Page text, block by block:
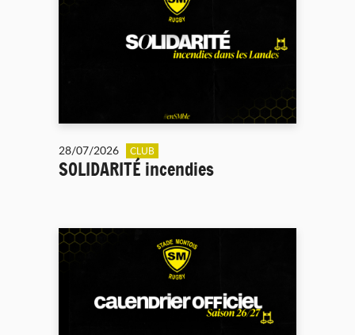
28/07/2026 CLUB
SOLIDARITÉ incendies